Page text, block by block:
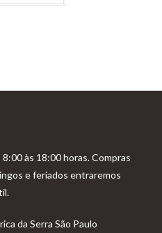
às 18:00 horas. Compras
e feriados entraremos
da Serra São Paulo